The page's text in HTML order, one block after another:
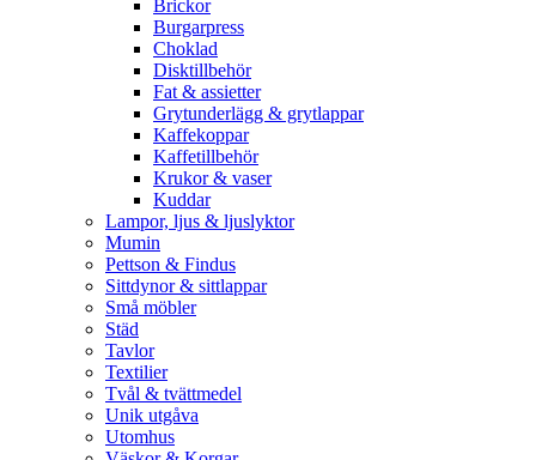
Brickor
Burgarpress
Choklad
Disktillbehör
Fat & assietter
Grytunderlägg & grytlappar
Kaffekoppar
Kaffetillbehör
Krukor & vaser
Kuddar
Lampor, ljus & ljuslyktor
Mumin
Pettson & Findus
Sittdynor & sittlappar
Små möbler
Städ
Tavlor
Textilier
Tvål & tvättmedel
Unik utgåva
Utomhus